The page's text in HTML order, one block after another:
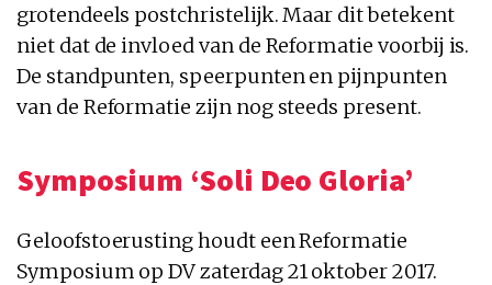
grotendeels postchristelijk. Maar dit betekent
niet dat de invloed van de Reformatie voorbij is.
De standpunten, speerpunten en pijnpunten
van de Reformatie zijn nog steeds present.
Symposium ‘Soli Deo Gloria’
Geloofstoerusting houdt een Reformatie
Symposium op DV zaterdag 21 oktober 2017.